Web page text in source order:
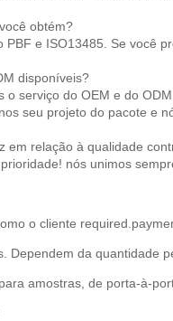
obtém?
PBF e ISO13485. Se você
disponíveis?
o serviço do OEM e do
seu projeto do pacote e
em relação à qualidade
nós unimos
o cliente
Dependem da quantidade
amostras, de porta-à-